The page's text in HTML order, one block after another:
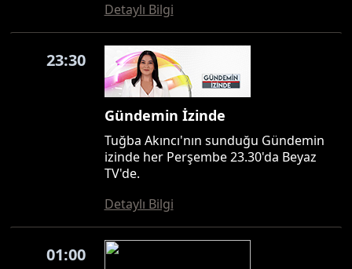
Detaylı Bilgi
23:30
Gündemin İzinde
Tuğba Akıncı'nın sunduğu Gündemin
izinde her Perşembe 23.30'da Beyaz
TV'de.
Detaylı Bilgi
01:00